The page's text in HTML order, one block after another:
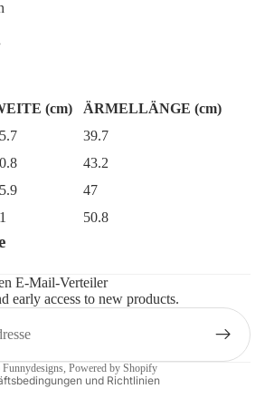
(cm)
ÄRMELLÄNGE (cm)
39.7
43.2
47
50.8
E-Mail-Verteiler
early access to new products.
Funnydesigns, Powered by Shopify
und Richtlinien